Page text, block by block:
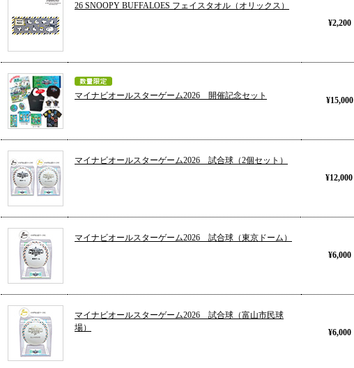
26 SNOOPY BUFFALOES フェイスタオル（オリックス）
¥2,200
マイナビオールスターゲーム2026 開催記念セット ¥15,000
マイナビオールスターゲーム2026 試合球（2個セット）
¥12,000
マイナビオールスターゲーム2026 試合球（東京ドーム）
¥6,000
マイナビオールスターゲーム2026 試合球（富山市民球
場）
¥6,000